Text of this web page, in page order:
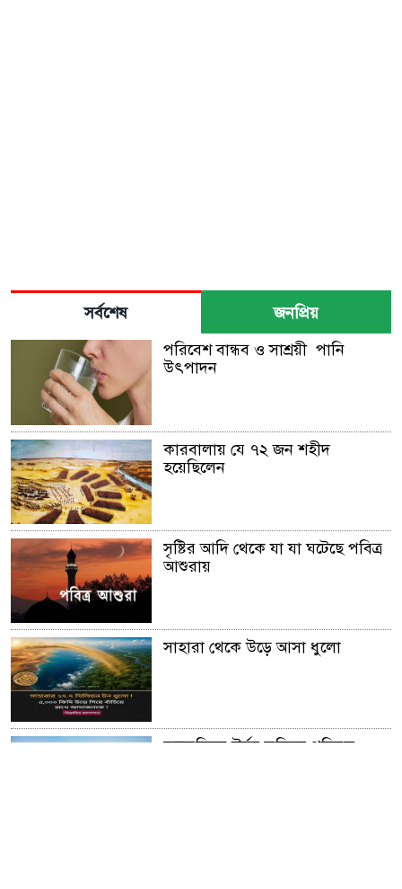
সর্বশেষ
জনপ্রিয়
পরিবেশ বান্ধব ও সাশ্রয়ী পানি
উৎপাদন
কারবালায় যে ৭২ জন শহীদ
হয়েছিলেন
সৃষ্টির আদি থেকে যা যা ঘটেছে পবিত্র
আশুরায়
সাহারা থেকে উড়ে আসা ধুলো
মরুভূমিকে উর্বর ভূমিতে পরিনত